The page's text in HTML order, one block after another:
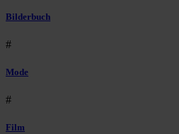
Bilderbuch
#
Mode
#
Film